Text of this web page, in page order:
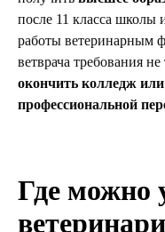
после 11 класса школы
работы ветеринарным
ветврача требования не
окончить колледж
профессиональной
Где можно